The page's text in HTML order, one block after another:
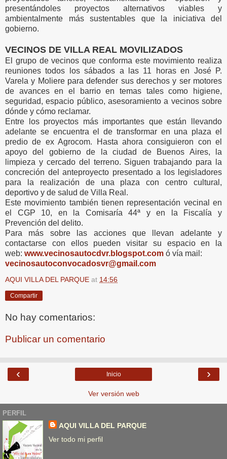
presentándoles proyectos alternativos viables y
ambientalmente más sustentables que la iniciativa del
gobierno.
VECINOS DE VILLA REAL MOVILIZADOS
El grupo de vecinos que conforma este movimiento realiza
reuniones todos los sábados a las 11 horas en José P.
Varela y Moliere para defender sus derechos y ser motores
de avances en el barrio en temas tales como higiene,
seguridad, espacio público, asesoramiento a vecinos sobre
dónde y cómo reclamar.
Entre los proyectos más importantes que están llevando
adelante se encuentra el de transformar en una plaza el
predio de ex Agrocom. Hasta ahora consiguieron con el
apoyo del gobierno de la ciudad de Buenos Aires, la
limpieza y cercado del terreno. Siguen trabajando para la
concreción del anteproyecto presentado a los legisladores
para la realización de una plaza con centro cultural,
deportivo y de salud de Villa Real.
Este movimiento también tienen representación vecinal en
el CGP 10, en la Comisaría 44ª y en la Fiscalía y
Prevención del delito.
Para más sobre las acciones que llevan adelante y
contactarse con ellos pueden visitar su espacio en la
web: www.vecinosautocdvr.blogspot.com ó vía mail:
vecinosautoconvocadosvr@gmail.com
AQUI VILLA DEL PARQUE at 14:56
Compartir
No hay comentarios:
Publicar un comentario
‹ ›
Inicio
Ver versión web
PERFIL
AQUI VILLA DEL PARQUE
Ver todo mi perfil